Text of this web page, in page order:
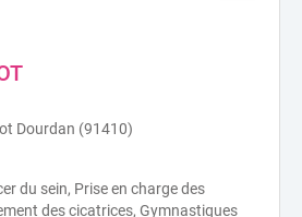
Dourdan (91410)
du sein, Prise en charge des
des cicatrices, Gymnastiques